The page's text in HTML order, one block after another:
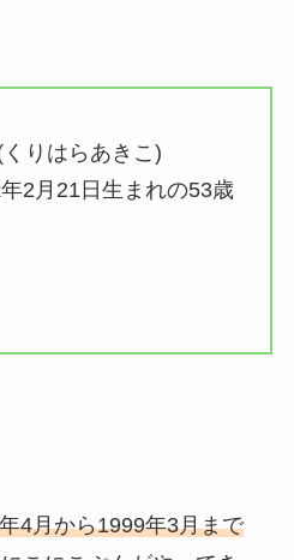
りはらあきこ)
2月21日生まれの53歳
4月から1999年3月まで